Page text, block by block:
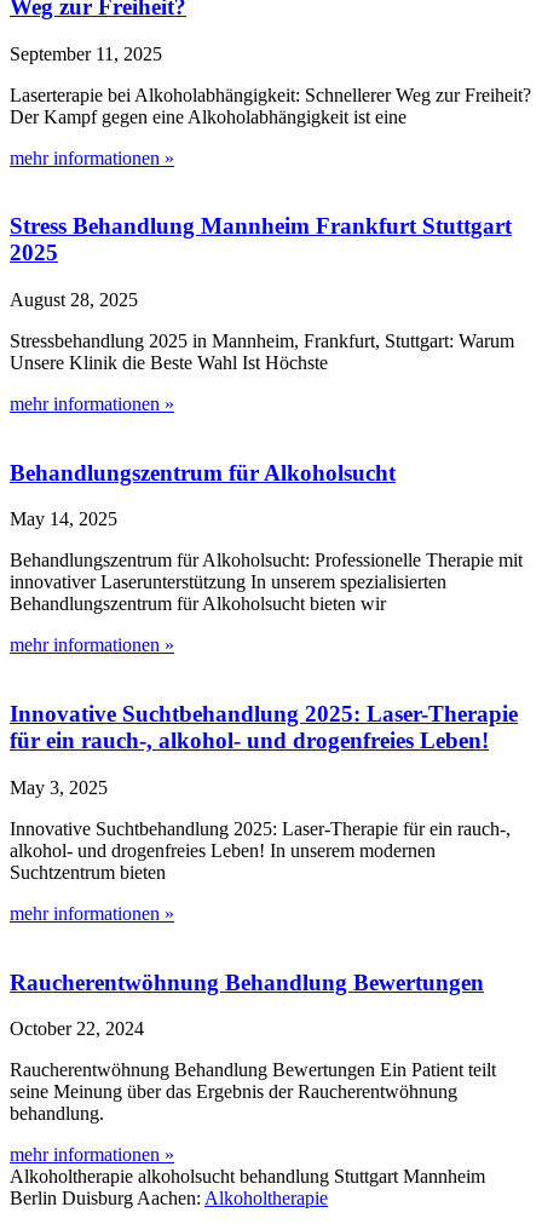
Weg zur Freiheit?
September 11, 2025
Laserterapie bei Alkoholabhängigkeit: Schnellerer Weg zur Freiheit?
Der Kampf gegen eine Alkoholabhängigkeit ist eine
mehr informationen »
Stress Behandlung Mannheim Frankfurt Stuttgart
2025
August 28, 2025
Stressbehandlung 2025 in Mannheim, Frankfurt, Stuttgart: Warum
Unsere Klinik die Beste Wahl Ist Höchste
mehr informationen »
Behandlungszentrum für Alkoholsucht
May 14, 2025
Behandlungszentrum für Alkoholsucht: Professionelle Therapie mit
innovativer Laserunterstützung In unserem spezialisierten
Behandlungszentrum für Alkoholsucht bieten wir
mehr informationen »
Innovative Suchtbehandlung 2025: Laser-Therapie
für ein rauch-, alkohol- und drogenfreies Leben!
May 3, 2025
Innovative Suchtbehandlung 2025: Laser-Therapie für ein rauch-,
alkohol- und drogenfreies Leben! In unserem modernen
Suchtzentrum bieten
mehr informationen »
Raucherentwöhnung Behandlung Bewertungen
October 22, 2024
Raucherentwöhnung Behandlung Bewertungen Ein Patient teilt
seine Meinung über das Ergebnis der Raucherentwöhnung
behandlung.
mehr informationen »
Alkoholtherapie alkoholsucht behandlung Stuttgart Mannheim
Berlin Duisburg Aachen: Alkoholtherapie